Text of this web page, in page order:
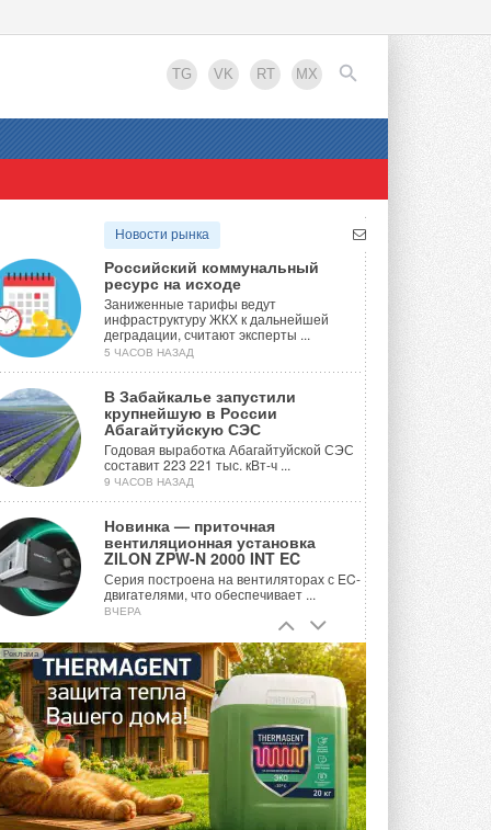
TG VK RT MX
EN
Новости рынка
Российский коммунальный
ресурс на исходе
Заниженные тарифы ведут
инфраструктуру ЖКХ к дальнейшей
деградации, считают эксперты ...
5 ЧАСОВ НАЗАД
В Забайкалье запустили
крупнейшую в России
Абагайтуйскую СЭС
Годовая выработка Абагайтуйской СЭС
составит 223 221 тыс. кВт-ч ...
9 ЧАСОВ НАЗАД
Новинка — приточная
вентиляционная установка
ZILON ZPW-N 2000 INT EC
Серия построена на вентиляторах с EC-
двигателями, что обеспечивает ...
ВЧЕРА
Учёные ЮУрГУ создали
каскадную установку,
объединяющую солнечную и
геотермальную энергию
Природосберегающие технологии ...
ВЧЕРА
Для Арктики создали
технологию защиты
ветрогенераторов от аварий
Реклама